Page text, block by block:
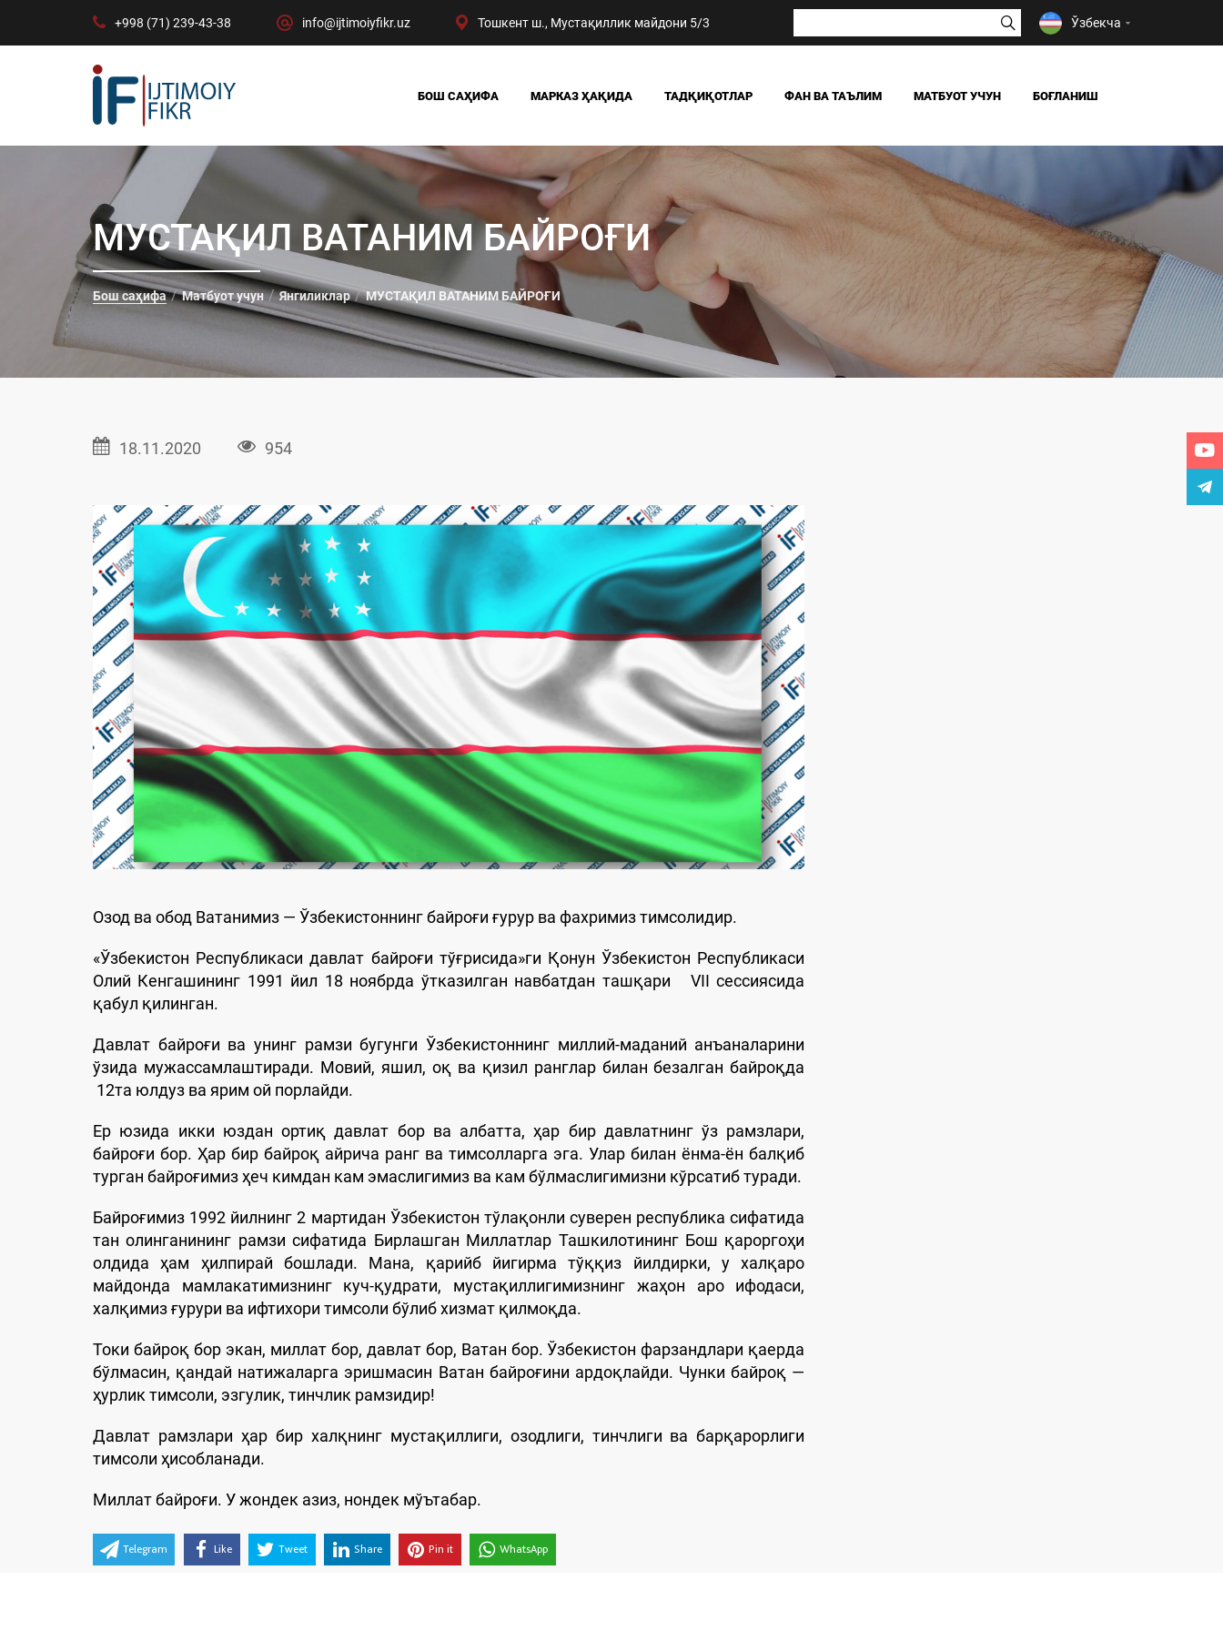
+998 (71) 239-43-38 info@ijtimoiyfikr.uz Тошкент ш., Мустақиллик майдони 5/3 Ўзбекча
БОШ САҲИФА МАРКАЗ ҲАҚИДА
БИЗНИНГ ЮТУҚЛАРИМИЗ
РАҲБАРИЯТ
МАРКАЗ ТУЗИЛМАСИ
ТАДҚИҚОТЛАР
ЖАМИЯТ
СИЁСАТ ВА ҲУҚУҚ
DIGITAL СОЦИОЛОГИЯ
ФАН ВА ТАЪЛИМ МАТБУОТ УЧУН
ЯНГИЛИКЛАР
БОҒЛАНИШ
МУСТАҚИЛ ВАТАНИМ БАЙРОҒИ
Бош саҳифа Матбуот учун Янгиликлар МУСТАҚИЛ ВАТАНИМ БАЙРОҒИ
18.11.2020 954
Озод ва обод Ватанимиз — Ўзбекистоннинг байроғи ғурур ва фахримиз тимсолидир.
«Ўзбекистон Республикаси давлат байроғи тўғрисида»ги Қонун Ўзбекистон Республикаси
Олий Кенгашининг 1991 йил 18 ноябрда ўтказилган навбатдан ташқари VII сессиясида
қабул қилинган.
Давлат байроғи ва унинг рамзи бугунги Ўзбекистоннинг миллий-маданий анъаналарини
ўзида мужассамлаштиради. Мовий, яшил, оқ ва қизил ранглар билан безалган байроқда
12та юлдуз ва ярим ой порлайди.
Ер юзида икки юздан ортиқ давлат бор ва албатта, ҳар бир давлатнинг ўз рамзлари,
байроғи бор. Ҳар бир байроқ айрича ранг ва тимсолларга эга. Улар билан ёнма-ён балқиб
турган байроғимиз ҳеч кимдан кам эмаслигимиз ва кам бўлмаслигимизни кўрсатиб туради.
Байроғимиз 1992 йилнинг 2 мартидан Ўзбекистон тўлақонли суверен республика сифатида
тан олинганининг рамзи сифатида Бирлашган Миллатлар Ташкилотининг Бош қароргоҳи
олдида ҳам ҳилпирай бошлади. Мана, қарийб йигирма тўққиз йилдирки, у халқаро
майдонда мамлакатимизнинг куч-қудрати, мустақиллигимизнинг жаҳон аро ифодаси,
халқимиз ғурури ва ифтихори тимсоли бўлиб хизмат қилмоқда.
Токи байроқ бор экан, миллат бор, давлат бор, Ватан бор. Ўзбекистон фарзандлари қаерда
бўлмасин, қандай натижаларга эришмасин Ватан байроғини ардоқлайди. Чунки байроқ —
ҳурлик тимсоли, эзгулик, тинчлик рамзидир!
Давлат рамзлари ҳар бир халқнинг мустақиллиги, озодлиги, тинчлиги ва барқарорлиги
тимсоли ҳисобланади.
Миллат байроғи. У жондек азиз, нондек мўътабар.
Telegram Like Tweet Share Pin it WhatsApp